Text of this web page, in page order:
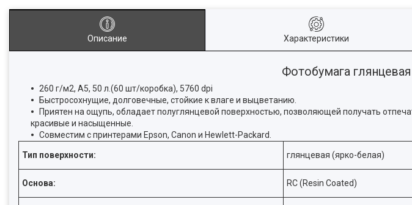
Описание Характеристики
Фотобумага глянцевая
260 г/м2, А5, 50 л.(60 шт/коробка), 5760 dpi
Быстросохнущие, долговечные, стойкие к влаге и выцветанию.
Приятен на ощупь, обладает полуглянцевой поверхностью, позволяющей получать
красивые и насыщенные.
Совместим с принтерами Epson, Canon и Hewlett-Packard.
Тип поверхности: глянцевая (ярко-белая)
Основа: RC (Resin Coated)